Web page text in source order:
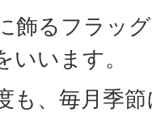
飾るフラッ
いいます。
も、毎月季